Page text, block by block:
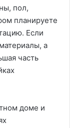
пол,
планируете
Если
а
часть